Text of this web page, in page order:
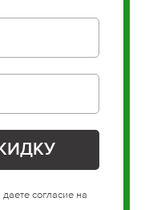
согласие на